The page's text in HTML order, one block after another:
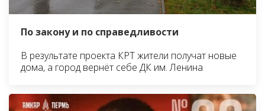
По закону и по справедливости
В результате проекта КРТ жители получат новые
дома, а город вернёт себе ДК им. Ленина